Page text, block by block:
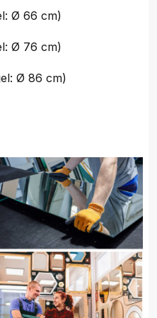
Ø 66 cm)
Ø 76 cm)
Ø 86 cm)